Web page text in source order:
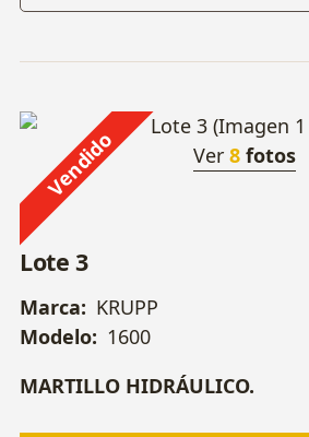
Vendido Ver 8 fotos
Lote 3
Marca: KRUPP
Modelo: 1600
MARTILLO HIDRÁULICO.